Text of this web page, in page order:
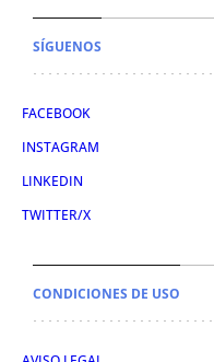
SÍGUENOS
FACEBOOK
INSTAGRAM
LINKEDIN
TWITTER/X
CONDICIONES DE USO